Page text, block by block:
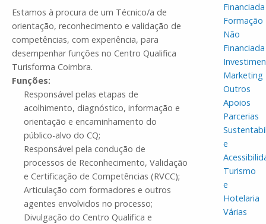
Estamos à procura de um Técnico/a de
orientação, reconhecimento e validação de
competências, com experiência, para
desempenhar funções no Centro Qualifica
Turisforma Coimbra.
Funções:
Responsável pelas etapas de
acolhimento, diagnóstico, informação e
orientação e encaminhamento do
público-alvo do CQ;
Responsável pela condução de
processos de Reconhecimento, Validação
e Certificação de Competências (RVCC);
Articulação com formadores e outros
agentes envolvidos no processo;
Divulgação do Centro Qualifica e
Financiada
Formação
Não
Financiada
Marketing
Outros
Apoios
Parcerias
e
Turismo
e
Hotelaria
Várias